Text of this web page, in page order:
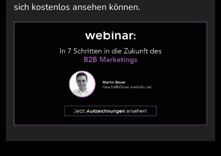
sich kostenlos ansehen können.